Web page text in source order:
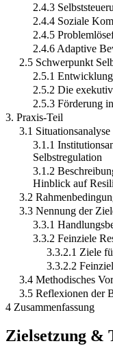
2.4.3
2.4.4 Soziale
2.4.5
2.4.6 Adaptive
2.5 Schwerpunkt
2.5.1
2.5.2 Die
2.5.3 Förderung
3. Praxis-Teil
3.1 Situationsanalyse
3.1.1
Selbstregulation
3.1.2
Hinblick auf
3.2
3.3 Nennung der
3.3.1
3.3.2 Feinziele
3.3.2.1 Ziele
3.3.2.2
3.4 Methodisches
3.5 Reflexionen der
4 Zusammenfassung
Zielsetzung &